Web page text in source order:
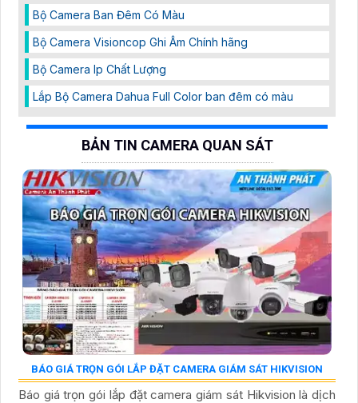
Bộ Camera Ban Đêm Có Màu
Bộ Camera Visioncop Ghi Âm Chính hãng
Bộ Camera Ip Chất Lượng
Lắp Bộ Camera Dahua Full Color ban đêm có màu
BẢN TIN CAMERA QUAN SÁT
BÁO GIÁ TRỌN GÓI LẮP ĐẶT CAMERA GIÁM SÁT HIKVISION
Báo giá trọn gói lắp đặt camera giám sát Hikvision là dịch